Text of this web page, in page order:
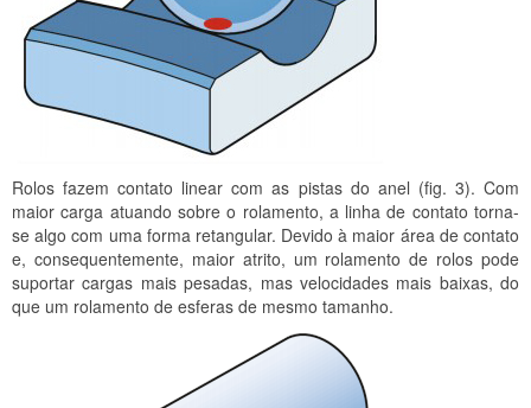
Rolos fazem contato linear com as pistas do anel (fig. 3). Com
maior carga atuando sobre o rolamento, a linha de contato torna-
se algo com uma forma retangular. Devido à maior área de contato
e, consequentemente, maior atrito, um rolamento de rolos pode
suportar cargas mais pesadas, mas velocidades mais baixas, do
que um rolamento de esferas de mesmo tamanho.